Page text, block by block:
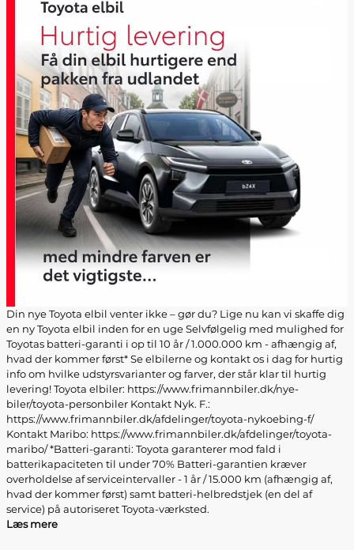
Din nye Toyota elbil venter ikke – gør du? Lige nu kan vi skaffe dig
en ny Toyota elbil inden for en uge Selvfølgelig med mulighed for
Toyotas batteri-garanti i op til 10 år / 1.000.000 km - afhængig af,
hvad der kommer først* Se elbilerne og kontakt os i dag for hurtig
info om hvilke udstyrsvarianter og farver, der står klar til hurtig
levering! Toyota elbiler: https://www.frimannbiler.dk/nye-
biler/toyota-personbiler Kontakt Nyk. F.:
https://www.frimannbiler.dk/afdelinger/toyota-nykoebing-f/
Kontakt Maribo: https://www.frimannbiler.dk/afdelinger/toyota-
maribo/ *Batteri-garanti: Toyota garanterer mod fald i
batterikapaciteten til under 70% Batteri-garantien kræver
overholdelse af serviceintervaller - 1 år / 15.000 km (afhængig af,
hvad der kommer først) samt batteri-helbredstjek (en del af
service) på autoriseret Toyota-værksted.
Læs mere